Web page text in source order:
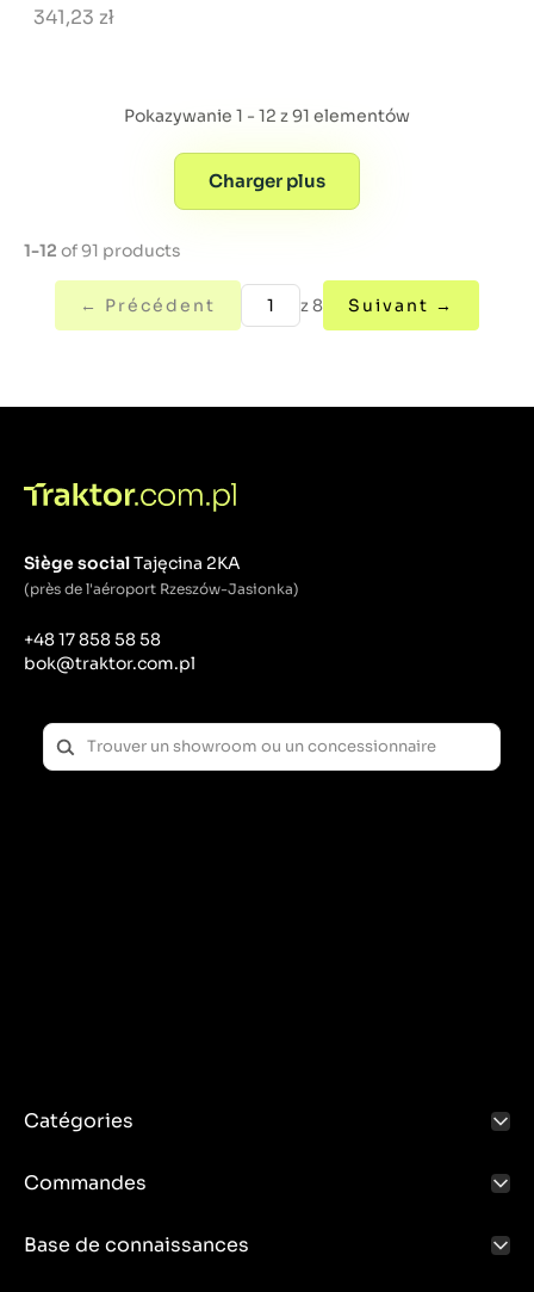
341,23 zł
Pokazywanie 1 - 12 z 91 elementów
Charger plus
1-12 of 91 products
← Précédent z 8 Suivant →
Siège socialTajęcina 2KA
(près de l'aéroport Rzeszów-Jasionka)
+48 17 858 58 58
bok@traktor.com.pl
Catégories
Commandes
Base de connaissances